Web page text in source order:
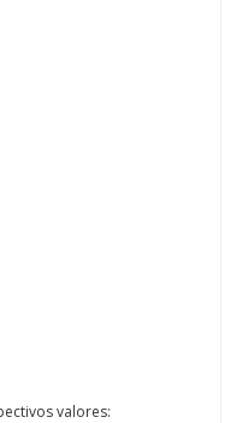
valores: